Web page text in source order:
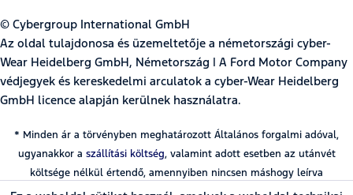
© Cybergroup International GmbH
Az oldal tulajdonosa és üzemeltetője a németországi cyber-
Wear Heidelberg GmbH, Németország | A Ford Motor Company
védjegyek és kereskedelmi arculatok a cyber-Wear Heidelberg
GmbH licence alapján kerülnek használatra.
* Minden ár a törvényben meghatározott Általános forgalmi adóval,
ugyanakkor a szállítási költség, valamint adott esetben az utánvét
költsége nélkül értendő, amennyiben nincsen máshogy leírva